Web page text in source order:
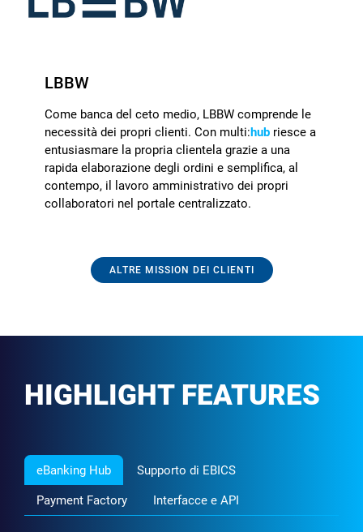
LBBW
Come banca del ceto medio, LBBW comprende le
necessità dei propri clienti. Con multi:hubriesce a
entusiasmare la propria clientela grazie a una
rapida elaborazione degli ordini e semplifica, al
contempo, il lavoro amministrativo dei propri
collaboratori nel portale centralizzato.
ALTRE MISSION DEI CLIENTI
HIGHLIGHT FEATURES
eBanking Hub Supporto di EBICS
Payment Factory Interfacce e API